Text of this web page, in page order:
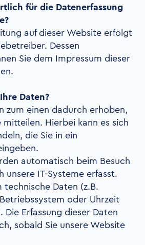
für die Datenerfassung
auf dieser Website erfolgt
Dessen
Sie dem Impressum dieser
Daten?
zum einen dadurch erhoben,
mitteilen. Hierbei kann es sich
die Sie in ein
automatisch beim Besuch
unsere IT-Systeme erfasst.
technische Daten (z.B.
oder Uhrzeit
Die Erfassung dieser Daten
sobald Sie unsere Website